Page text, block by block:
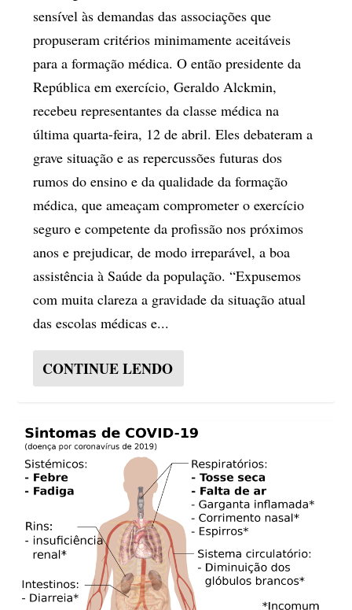
sensível às demandas das associações que
propuseram critérios minimamente aceitáveis
para a formação médica. O então presidente da
República em exercício, Geraldo Alckmin,
recebeu representantes da classe médica na
última quarta-feira, 12 de abril. Eles debateram a
grave situação e as repercussões futuras dos
rumos do ensino e da qualidade da formação
médica, que ameaçam comprometer o exercício
seguro e competente da profissão nos próximos
anos e prejudicar, de modo irreparável, a boa
assistência à Saúde da população. “Expusemos
com muita clareza a gravidade da situação atual
das escolas médicas e...
CONTINUE LENDO